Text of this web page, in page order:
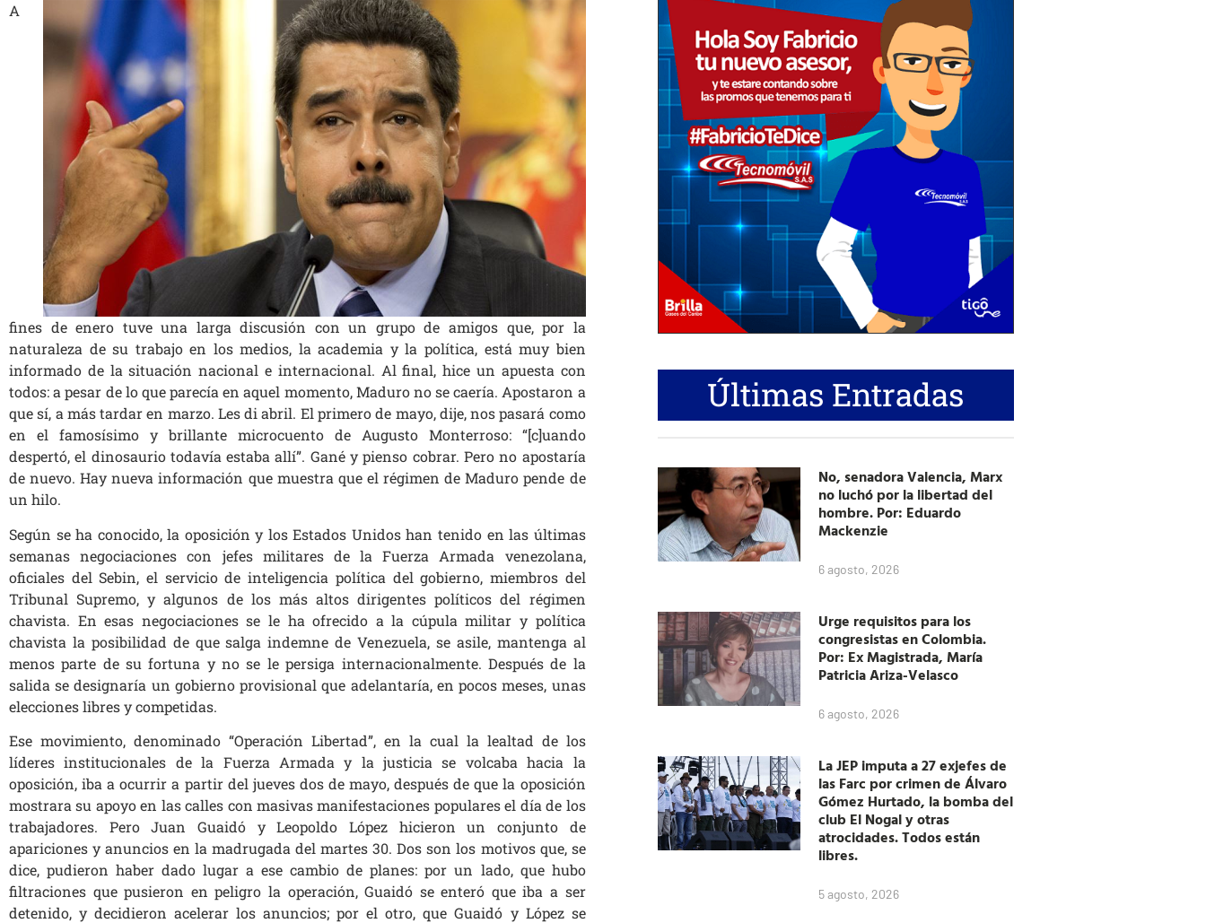
A
fines de enero tuve una larga discusión con un grupo de amigos que, por la
naturaleza de su trabajo en los medios, la academia y la política, está muy bien
informado de la situación nacional e internacional. Al final, hice un apuesta con
todos: a pesar de lo que parecía en aquel momento, Maduro no se caería. Apostaron a
que sí, a más tardar en marzo. Les di abril. El primero de mayo, dije, nos pasará como
en el famosísimo y brillante microcuento de Augusto Monterroso: “[c]uando
despertó, el dinosaurio todavía estaba allí”. Gané y pienso cobrar. Pero no apostaría
de nuevo. Hay nueva información que muestra que el régimen de Maduro pende de
un hilo.
Según se ha conocido, la oposición y los Estados Unidos han tenido en las últimas
semanas negociaciones con jefes militares de la Fuerza Armada venezolana,
oficiales del Sebin, el servicio de inteligencia política del gobierno, miembros del
Tribunal Supremo, y algunos de los más altos dirigentes políticos del régimen
chavista. En esas negociaciones se le ha ofrecido a la cúpula militar y política
chavista la posibilidad de que salga indemne de Venezuela, se asile, mantenga al
menos parte de su fortuna y no se le persiga internacionalmente. Después de la
salida se designaría un gobierno provisional que adelantaría, en pocos meses, unas
elecciones libres y competidas.
Ese movimiento, denominado “Operación Libertad”, en la cual la lealtad de los
líderes institucionales de la Fuerza Armada y la justicia se volcaba hacia la
oposición, iba a ocurrir a partir del jueves dos de mayo, después de que la oposición
mostrara su apoyo en las calles con masivas manifestaciones populares el día de los
trabajadores. Pero Juan Guaidó y Leopoldo López hicieron un conjunto de
apariciones y anuncios en la madrugada del martes 30. Dos son los motivos que, se
dice, pudieron haber dado lugar a ese cambio de planes: por un lado, que hubo
filtraciones que pusieron en peligro la operación, Guaidó se enteró que iba a ser
detenido, y decidieron acelerar los anuncios; por el otro, que Guaidó y López se
Últimas Entradas
No, senadora Valencia, Marx
no luchó por la libertad del
hombre. Por: Eduardo
Mackenzie
6 agosto, 2026
Urge requisitos para los
congresistas en Colombia.
Por: Ex Magistrada, María
Patricia Ariza-Velasco
6 agosto, 2026
La JEP imputa a 27 exjefes de
las Farc por crimen de Álvaro
Gómez Hurtado, la bomba del
club El Nogal y otras
atrocidades. Todos están
libres.
5 agosto, 2026